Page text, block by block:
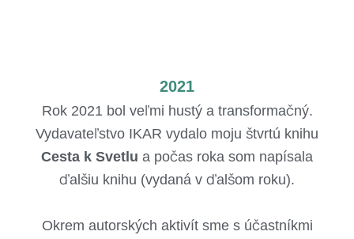
2021
Rok 2021 bol veľmi hustý a transformačný.
Vydavateľstvo IKAR vydalo moju štvrtú knihu
Cesta k Svetlu a počas roka som napísala
ďalšiu knihu (vydaná v ďalšom roku).
Okrem autorských aktivít sme s účastníkmi